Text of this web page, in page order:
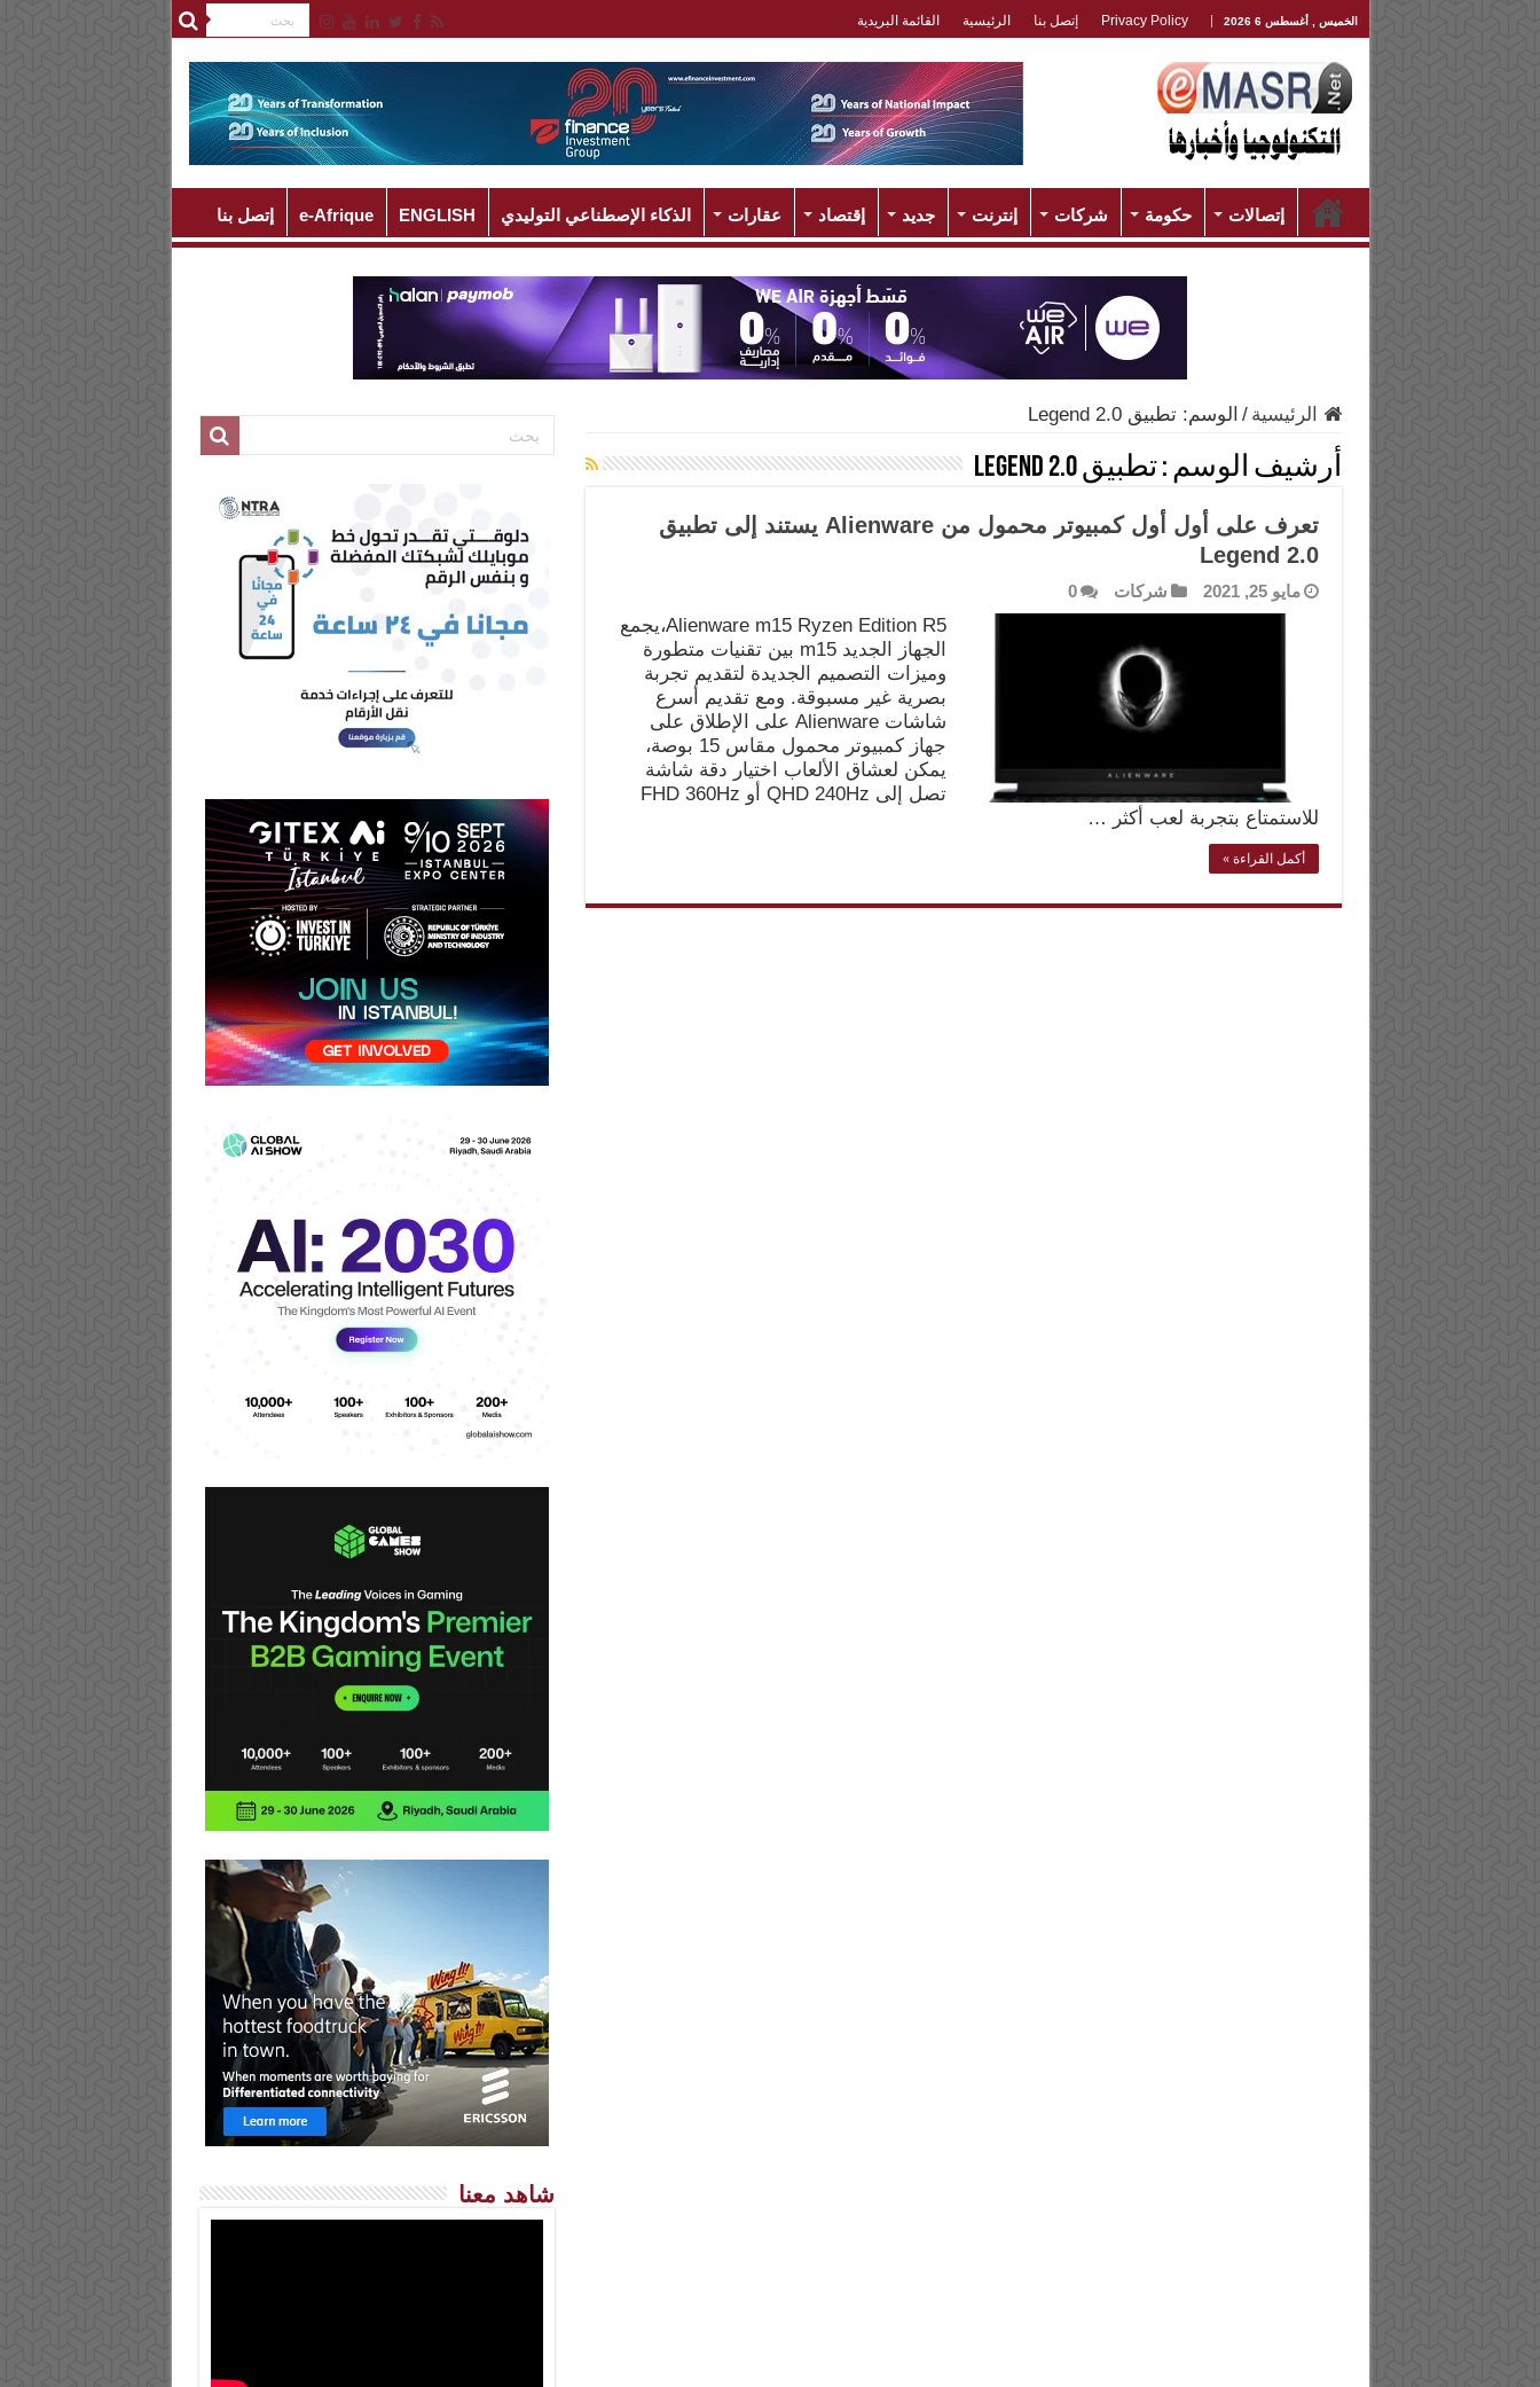
الخميس , أغسطس 6 2026 Privacy Policy إتصل بنا الرئيسية القائمة البريدية
إتصالات حكومة شركات إنترنت جديد إقتصاد عقارات الذكاء الإصطناعي التوليدي ENGLISH
e-Afrique إتصل بنا
الرئيسية / الوسم:تطبيق Legend 2.0
أرشيف الوسم :تطبيق Legend 2.0
تعرف على أول أول كمبيوتر محمول من Alienware يستند إلى تطبيق
Legend 2.0
مايو 25, 2021 شركات 0
Alienware m15 Ryzen Edition R5،يجمع
الجهاز الجديد m15 بين تقنيات متطورة
وميزات التصميم الجديدة لتقديم تجربة
بصرية غير مسبوقة. ومع تقديم أسرع
شاشات Alienware على الإطلاق على
جهاز كمبيوتر محمول مقاس 15 بوصة،
يمكن لعشاق الألعاب اختيار دقة شاشة
تصل إلى QHD 240Hz أو FHD 360Hz
للاستمتاع بتجربة لعب أكثر …
أكمل القراءة »
شاهد معنا